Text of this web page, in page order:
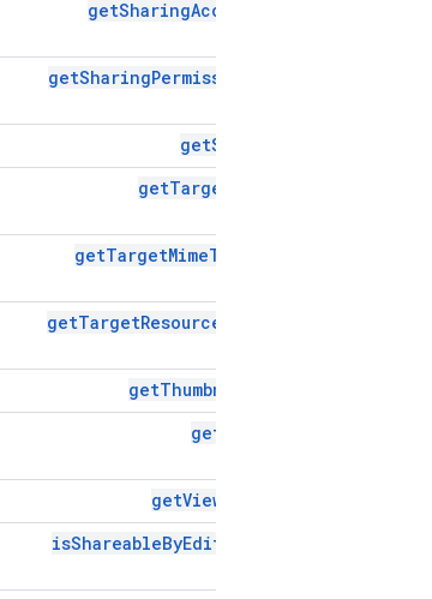
getSharingAccess(
getSharingPermission(
getSize(
getTarget
getTargetMimeType(
getTargetResource
getThumbnail(
get
getViewers(
isShareableByEditors(